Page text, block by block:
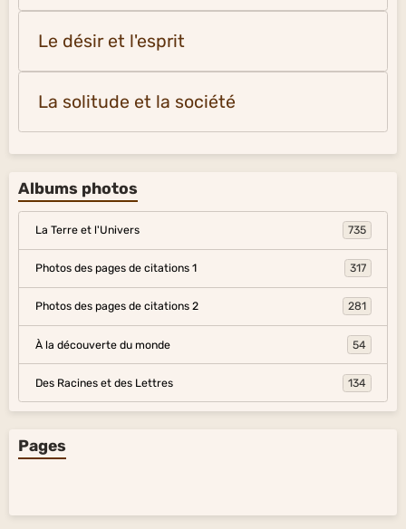
Le désir et l'esprit
La solitude et la société
Albums photos
La Terre et l'Univers 735
Photos des pages de citations 1 317
Photos des pages de citations 2 281
À la découverte du monde 54
Des Racines et des Lettres 134
Pages